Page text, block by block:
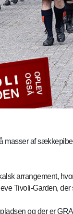
masser af
arrangement,
Tivoli-Garden,
og der er